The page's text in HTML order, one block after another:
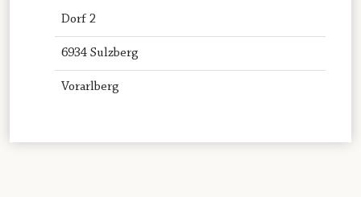
Dorf 2
6934 Sulzberg
Vorarlberg